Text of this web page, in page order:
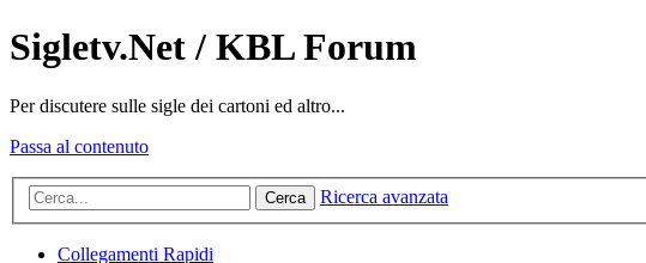
Sigletv.Net / KBL Forum
Per discutere sulle sigle dei cartoni ed altro...
Passa al contenuto
Cerca Ricerca avanzata
Collegamenti Rapidi